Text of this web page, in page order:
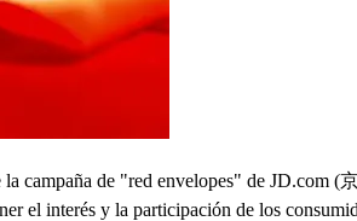
campaña de "red envelopes" de JD.com (
el interés y la participación de los